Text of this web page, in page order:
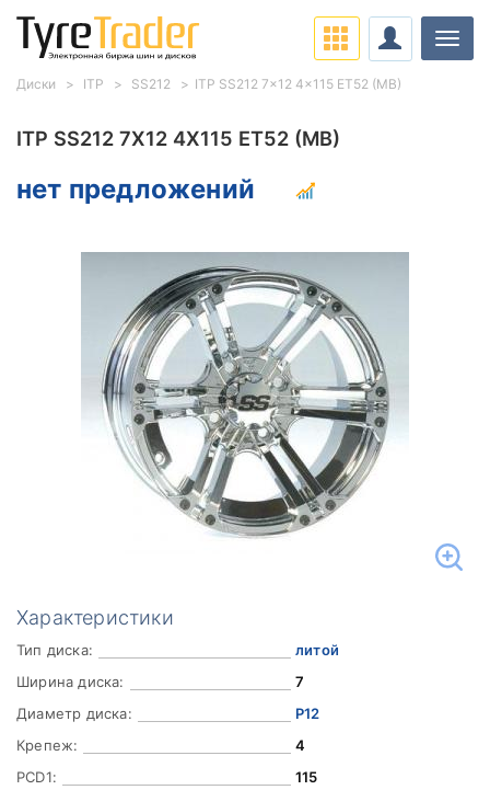
ITP SS212 7X12 4X115 ET52 (MB)
нет предложений
Характеристики
Тип диска:
литой
Ширина диска:
7
Диаметр диска:
Р12
Крепеж:
4
PCD1:
115
Диски ITP SS212 ITP SS212 7x12 4x115 ET52 (MB)